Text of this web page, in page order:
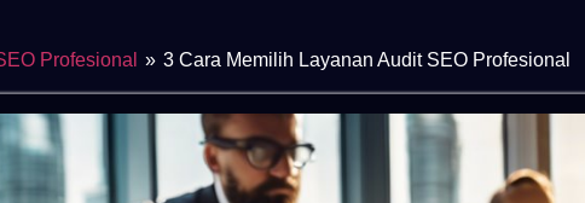
Profesional » 3 Cara Memilih Layanan Audit SEO Profesional